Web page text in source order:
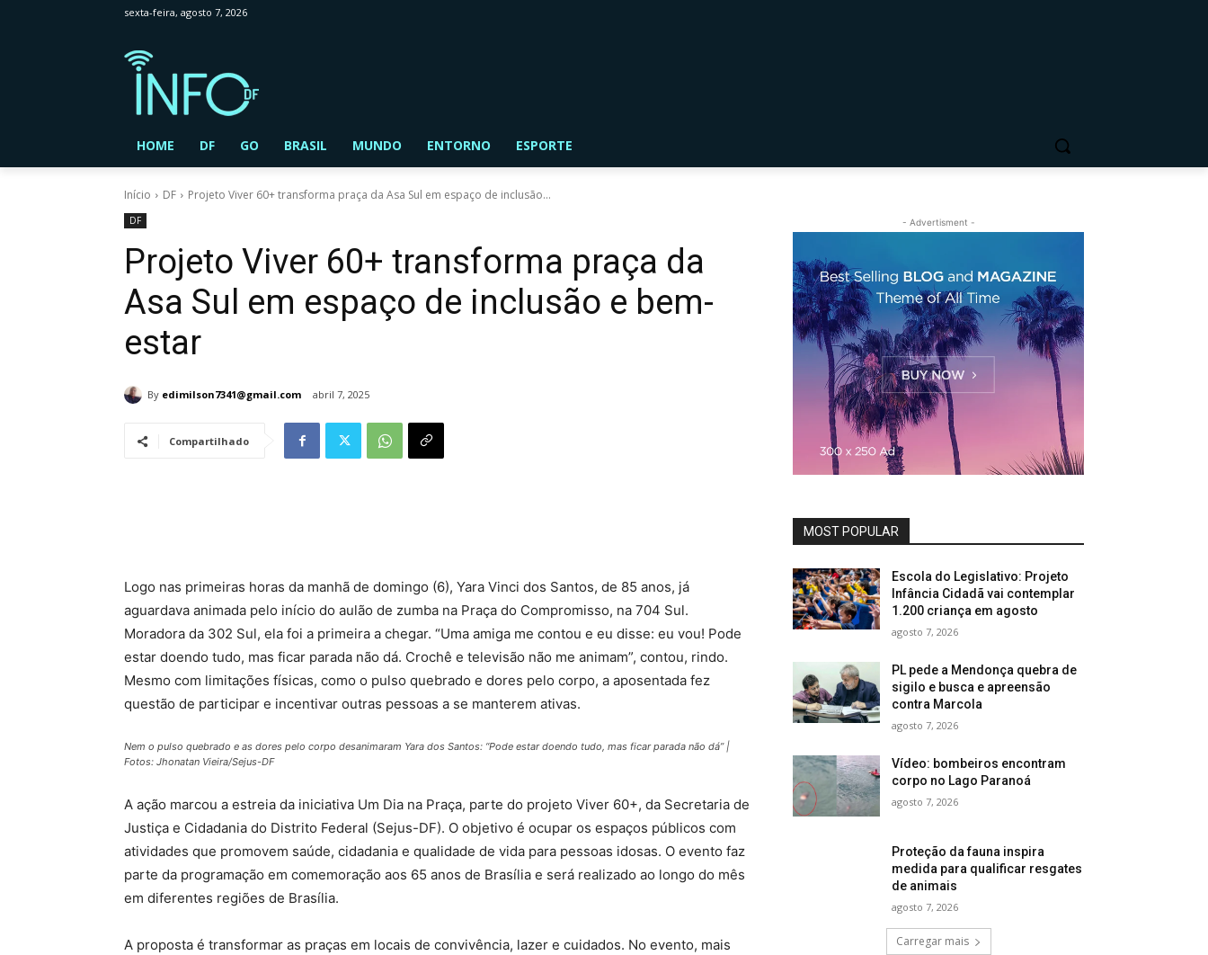
sexta-feira, agosto 7, 2026
HOME DF GO BRASIL MUNDO ENTORNO ESPORTE
Início DF Projeto Viver 60+ transforma praça da Asa Sul em espaço de inclusão...
DF
Projeto Viver 60+ transforma praça da
Asa Sul em espaço de inclusão e bem-
estar
By edimilson7341@gmail.com abril 7, 2025
Compartilhado
Logo nas primeiras horas da manhã de domingo (6), Yara Vinci dos Santos, de 85 anos, já
aguardava animada pelo início do aulão de zumba na Praça do Compromisso, na 704 Sul.
Moradora da 302 Sul, ela foi a primeira a chegar. “Uma amiga me contou e eu disse: eu vou! Pode
estar doendo tudo, mas ficar parada não dá. Crochê e televisão não me animam”, contou, rindo.
Mesmo com limitações físicas, como o pulso quebrado e dores pelo corpo, a aposentada fez
questão de participar e incentivar outras pessoas a se manterem ativas.
Nem o pulso quebrado e as dores pelo corpo desanimaram Yara dos Santos: “Pode estar doendo tudo, mas ficar parada não dá” |
Fotos: Jhonatan Vieira/Sejus-DF
A ação marcou a estreia da iniciativa Um Dia na Praça, parte do projeto Viver 60+, da Secretaria de
Justiça e Cidadania do Distrito Federal (Sejus-DF). O objetivo é ocupar os espaços públicos com
atividades que promovem saúde, cidadania e qualidade de vida para pessoas idosas. O evento faz
parte da programação em comemoração aos 65 anos de Brasília e será realizado ao longo do mês
em diferentes regiões de Brasília.
A proposta é transformar as praças em locais de convivência, lazer e cuidados. No evento, mais
- Advertisment -
MOST POPULAR
Escola do Legislativo: Projeto
Infância Cidadã vai contemplar
1.200 criança em agosto
agosto 7, 2026
PL pede a Mendonça quebra de
sigilo e busca e apreensão
contra Marcola
agosto 7, 2026
Vídeo: bombeiros encontram
corpo no Lago Paranoá
agosto 7, 2026
Proteção da fauna inspira
medida para qualificar resgates
de animais
agosto 7, 2026
Carregar mais